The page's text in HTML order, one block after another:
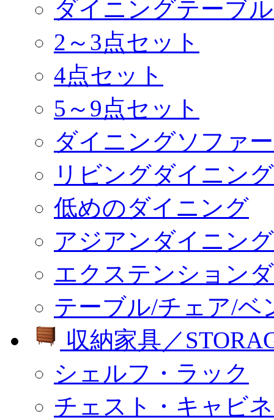
ダイニングテーブ
2～3点セット
4点セット
5～9点セット
ダイニングソファ
リビングダイニン
低めのダイニング
アジアンダイニング
エクステンション
テーブル/チェア/ベ
収納家具／
シェルフ・ラック
チェスト・キャビ